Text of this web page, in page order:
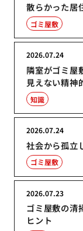
散らかった居
ゴミ屋敷
隣室がゴミ屋
見えない精神
2026.07.24
知識
社会から孤立
2026.07.24
ゴミ屋敷
ゴミ屋敷の清
ヒント
2026.07.23